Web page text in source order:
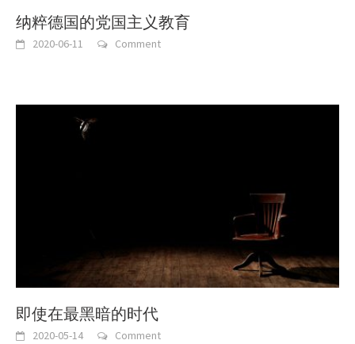
纳粹德国的党国主义教育
2020-06-11 Comment
即使在最黑暗的时代
2020-05-14 Comment